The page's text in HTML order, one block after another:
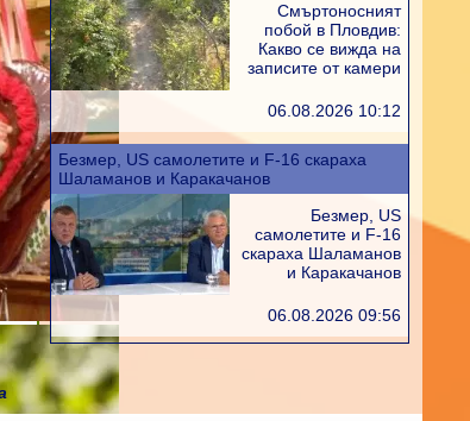
Смъртоносният
побой в Пловдив:
Какво се вижда на
записите от камери
06.08.2026 10:12
Безмер, US самолетите и F-16 скараха
Шаламанов и Каракачанов
Безмер, US
самолетите и F-16
скараха Шаламанов
и Каракачанов
06.08.2026 09:56